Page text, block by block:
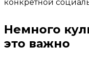
конкретной
Немного
это важно